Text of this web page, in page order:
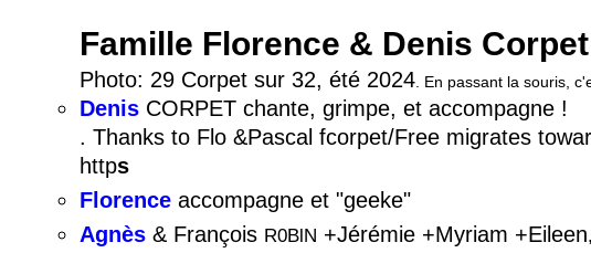
Famille Florence & Denis Corpet
Photo: 29 Corpet sur 32, été 2024 . En passant la souris,
Denis CORPET chante, grimpe, et accompagne !
. Thanks to Flo &Pascal fcorpet/Free migrates
https
Florence accompagne et "geeke"
Agnès & François R0BlN +Jérémie +Myriam +Eileen,